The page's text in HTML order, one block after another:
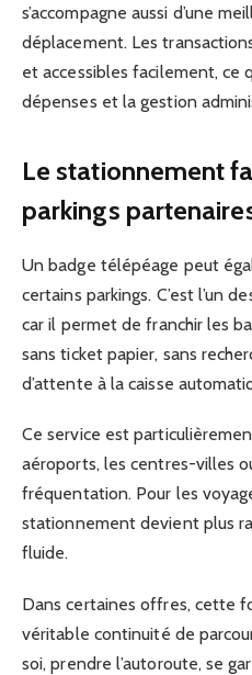
s’accompagne aussi d’une
déplacement. Les
et accessibles facilement, ce
dépenses et la gestion
Le stationnement
parkings
Un badge télépéage peut
certains parkings. C’est l’un
car il permet de franchir les
sans ticket papier, sans
d’attente à la caisse
Ce service est
aéroports, les centres-villes
fréquentation. Pour les
stationnement devient plus
fluide.
Dans certaines offres, cette
véritable continuité de
soi, prendre l’autoroute, se